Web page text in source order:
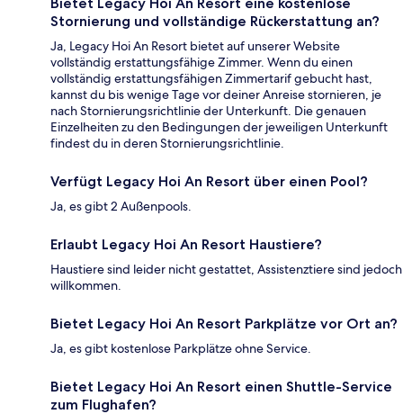
Stornierung und vollständige Rückerstattung an?
Ja, Legacy Hoi An Resort bietet auf unserer Website
vollständig erstattungsfähige Zimmer. Wenn du einen
vollständig erstattungsfähigen Zimmertarif gebucht hast,
kannst du bis wenige Tage vor deiner Anreise stornieren, je
nach Stornierungsrichtlinie der Unterkunft. Die genauen
Einzelheiten zu den Bedingungen der jeweiligen Unterkunft
findest du in deren Stornierungsrichtlinie.
Verfügt Legacy Hoi An Resort über einen Pool?
Ja, es gibt 2 Außenpools.
Erlaubt Legacy Hoi An Resort Haustiere?
Haustiere sind leider nicht gestattet, Assistenztiere sind jedoch
willkommen.
Bietet Legacy Hoi An Resort Parkplätze vor Ort an?
Ja, es gibt kostenlose Parkplätze ohne Service.
Bietet Legacy Hoi An Resort einen Shuttle-Service
zum Flughafen?